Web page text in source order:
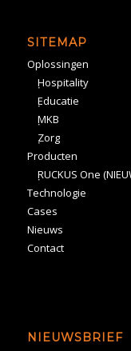
SITEMAP
Oplossingen
Hospitality
Educatie
MKB
Zorg
Producten
RUCKUS One
Technologie
Cases
Nieuws
Contact
NIEUWSBRIEF